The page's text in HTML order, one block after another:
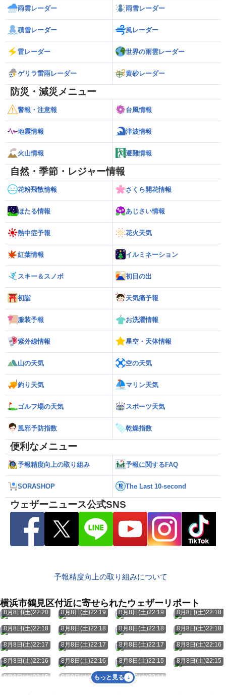
雨雲レーダー 雨雪レーダー
積雪レーダー 風レーダー
雷レーダー 世界の雨雲レーダー
ゲリラ雷雨レーダー 黄砂レーダー
防災・減災メニュー
警報・注意報 台風情報
地震情報 津波情報
火山情報 避難情報
自然・季節・レジャー情報
花粉飛散情報 さくら開花情報
ほたる情報 あじさい情報
熱中症予報 花火天気
紅葉情報 イルミネーション
スキー＆スノボ 初日の出
初詣 天気痛予報
服装予報 お洗濯情報
紫外線情報 星空・天体情報
山の天気 空の天気
釣り天気 マリン天気
ゴルフ場の天気 スポーツ天気
風邪予防指数 乾燥指数
便利なメニュー
予報精度向上の取り組み 予報に関するFAQ
SORASHOP The Last 10-second
ウェザーニュース公式SNS
予報精度向上の取り組みについて
横浜市鶴見区付近に寄せられたウェザーリポート
8月8日(土)22:20 8月8日(土)22:19 8月8日(土)22:19 8月8日(土)22:18
8月8日(土)22:18 8月8日(土)22:18 8月8日(土)22:18 8月8日(土)22:18
8月8日(土)22:17 8月8日(土)22:17 8月8日(土)22:17 8月8日(土)22:16
8月8日(土)22:16 8月8日(土)22:16 8月8日(土)22:15 8月8日(土)22:15
8月8日(土)22:15 8月8日(土)22:14 8月8日(土)22:14
もっと見る